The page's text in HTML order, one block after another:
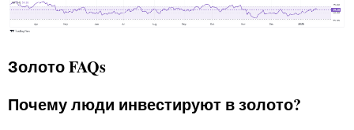
Золото FAQs
Почему люди инвестируют в золото?